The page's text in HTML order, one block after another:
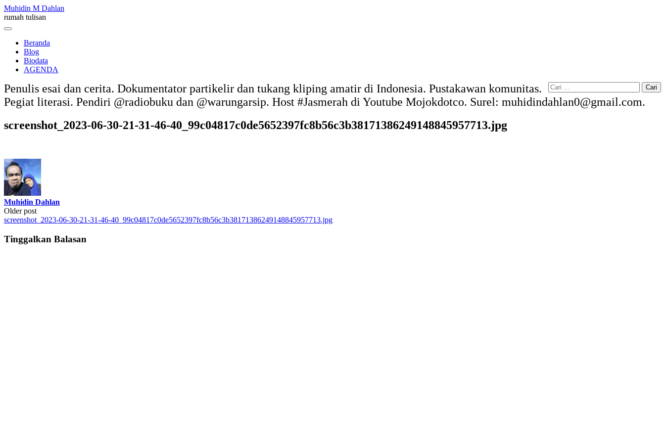
Skip
to
content
Muhidin M Dahlan
rumah tulisan
Menu
Beranda
Blog
Biodata
AGENDA
Cari
untuk:
Penulis esai dan cerita. Dokumentator partikelir dan tukang kliping amatir di Indonesia. Pustakawan komunitas.
Pegiat literasi. Pendiri @radiobuku dan @warungarsip. Host #Jasmerah di Youtube Mojokdotco. Surel: muhidindahlan0@gmail.com.
screenshot_2023-06-30-21-31-46-40_99c04817c0de5652397fc8b56c3b38171386249148845957713.jpg
Muhidin Dahlan
Post
navigation
Older post
screenshot_2023-06-30-21-31-46-40_99c04817c0de5652397fc8b56c3b38171386249148845957713.jpg
Tinggalkan Balasan